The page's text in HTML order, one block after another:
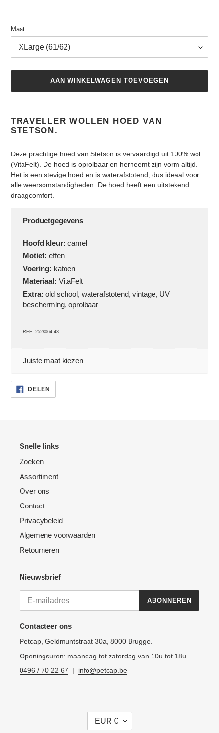
Maat
AAN WINKELWAGEN TOEVOEGEN
toegevoegen
aan
TRAVELLER WOLLEN HOED VAN
STETSON.
Deze prachtige hoed van Stetson is vervaardigd uit 100% wol
(VitaFelt). De hoed is oprolbaar en herneemt zijn vorm altijd.
Het is een stevige hoed en is waterafstotend, dus ideaal voor
alle weersomstandigheden. De hoed heeft een uitstekend
draagcomfort.
Productgegevens
Hoofd kleur: camel
Motief: effen
Voering: katoen
Materiaal: VitaFelt
Extra: old school, waterafstotend, vintage, UV
bescherming, oprolbaar
REF: 2528064-43
Juiste maat kiezen
DELEN
FACEBOOK
Snelle links
Zoeken
Assortiment
Over ons
Contact
Privacybeleid
Algemene voorwaarden
Retourneren
Nieuwsbrief
ABONNEREN
Contacteer ons
Petcap, Geldmuntstraat 30a, 8000 Brugge.
Openingsuren: maandag tot zaterdag van 10u tot 18u.
0496 / 70 22 67 | info@petcap.be
EUR €